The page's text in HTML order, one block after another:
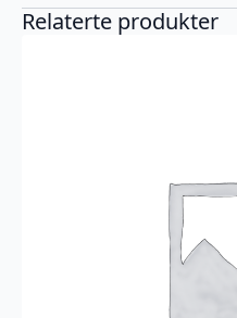
Relaterte produkter